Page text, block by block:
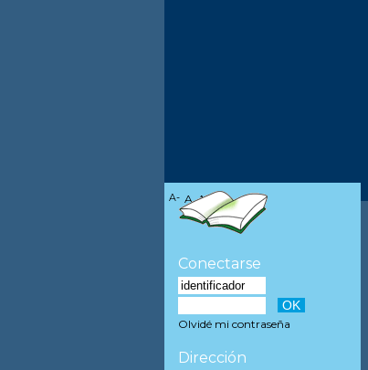
A- A A+
Conectarse
Olvidé mi contraseña
Dirección